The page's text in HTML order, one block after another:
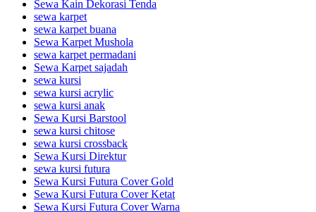
Sewa Kain Dekorasi Tenda
sewa karpet
sewa karpet buana
Sewa Karpet Mushola
sewa karpet permadani
Sewa Karpet sajadah
sewa kursi
sewa kursi acrylic
sewa kursi anak
Sewa Kursi Barstool
sewa kursi chitose
sewa kursi crossback
Sewa Kursi Direktur
sewa kursi futura
Sewa Kursi Futura Cover Gold
Sewa Kursi Futura Cover Ketat
Sewa Kursi Futura Cover Warna